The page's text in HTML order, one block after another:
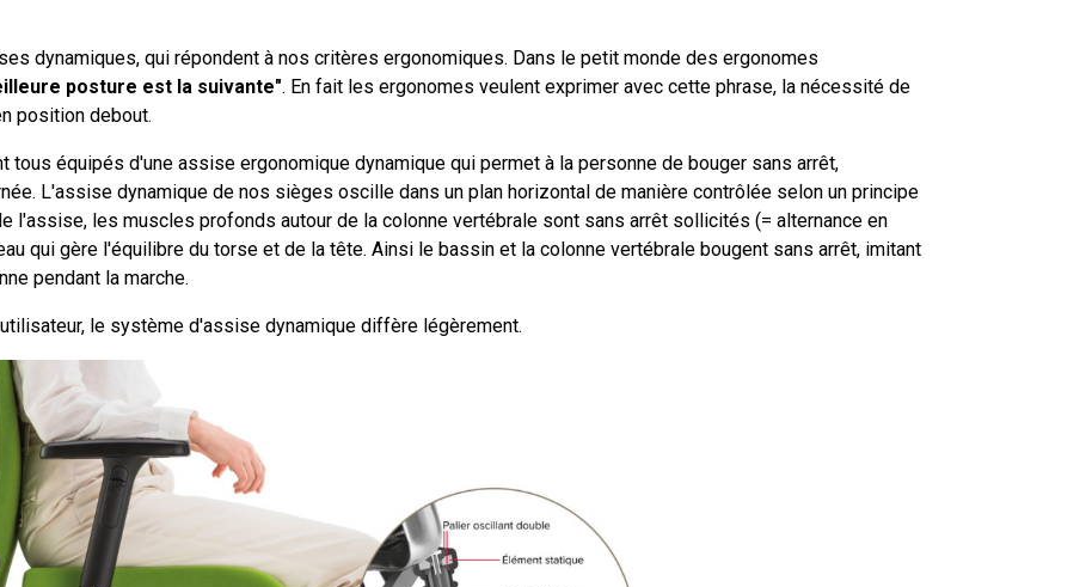
dynamiques, qui répondent à nos critères ergonomiques. Dans le petit monde des ergonomes
posture est la suivante". En fait les ergonomes veulent exprimer avec cette phrase, la nécessité de
position debout.
équipés d'une assise ergonomique dynamique qui permet à la personne de bouger sans arrêt,
L'assise dynamique de nos sièges oscille dans un plan horizontal de manière contrôlée selon un principe
l'assise, les muscles profonds autour de la colonne vertébrale sont sans arrêt sollicités (= alternance en
qui gère l'équilibre du torse et de la tête. Ainsi le bassin et la colonne vertébrale bougent sans arrêt, imitant
pendant la marche.
le système d'assise dynamique diffère légèrement.